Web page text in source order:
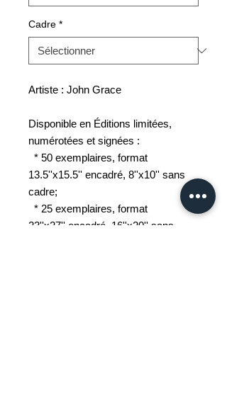
Cadre *
Artiste : John Grace
Disponible en Éditions limitées,
numérotées et signées :
* 50 exemplaires, format
13.5''x15.5'' encadré, 8''x10'' sans
cadre;
* 25 exemplaires, format
23''x27'' encadré, 16''x20'' sans